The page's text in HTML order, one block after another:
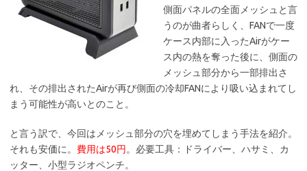
側面パネルの全面メッシュと言
うのが曲者らしく、FANで一度
ケース内部に入ったAirがケー
ス内の熱を奪った後に、側面の
メッシュ部分から一部排出さ
れ、その排出されたAirが再び側面の冷却FANにより吸い込まれてし
まう可能性が高いとのこと。
と言う訳で、今回はメッシュ部分の穴を埋めてしまう手法を紹介。
それも安価に。 費用は50円 。必要工具：ドライバー、ハサミ、カ
ッター、小型ラジオペンチ。